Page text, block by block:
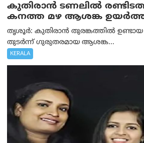
കുതിരാൻ ടണലിൽ രണ്ടിടത്ത്
കനത്ത മഴ ആശങ്ക
തൃശൂർ: കുതിരാൻ തുരങ്കത്തിൽ ഉണ്ടായ
തുടർന്ന് ഗുരുതരമായ ആശങ്ക...
KERALA